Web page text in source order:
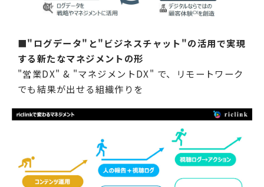
■"ログデータ"と"ビジネスチャット"の活用で実現
する新たなマネジメントの形
"営業DX" & "マネジメントDX" で、リモートワーク
でも結果が出せる組織作りを